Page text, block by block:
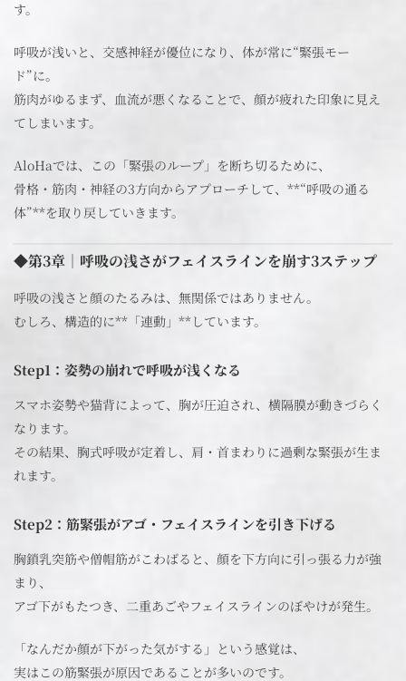
す。
呼吸が浅いと、交感神経が優位になり、体が常に“緊張モー
ド”に。
筋肉がゆるまず、血流が悪くなることで、顔が疲れた印象に見え
てしまいます。
AloHaでは、この「緊張のループ」を断ち切るために、
骨格・筋肉・神経の3方向からアプローチして、**“呼吸の通る
体”**を取り戻していきます。
◆第3章｜呼吸の浅さがフェイスラインを崩す3ステップ
呼吸の浅さと顔のたるみは、無関係ではありません。
むしろ、構造的に**「連動」**しています。
Step1：姿勢の崩れで呼吸が浅くなる
スマホ姿勢や猫背によって、胸が圧迫され、横隔膜が動きづらく
なります。
その結果、胸式呼吸が定着し、肩・首まわりに過剰な緊張が生ま
れます。
Step2：筋緊張がアゴ・フェイスラインを引き下げる
胸鎖乳突筋や僧帽筋がこわばると、顔を下方向に引っ張る力が強
まり、
アゴ下がもたつき、二重あごやフェイスラインのぼやけが発生。
「なんだか顔が下がった気がする」という感覚は、
実はこの筋緊張が原因であることが多いのです。